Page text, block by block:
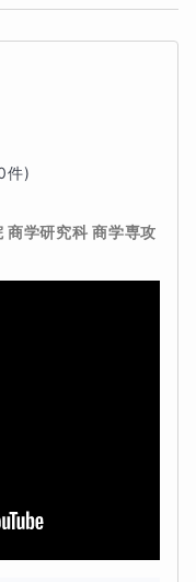
件)
商学研究科 商学専攻